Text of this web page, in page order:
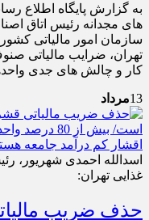
به گزارش پایگاه اطلاع
های مجدانه رئیس اتاق
سازمان امور مالیاتی
تهران، ضرایب مالیاتی
کار و چالش های جدی
13مرداد
اسدالله احمدی شهریور،
غذایی تهران:
حذف ضریب